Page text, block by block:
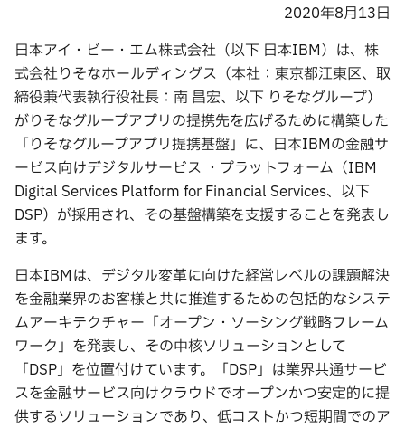
2020年8月13日
日本アイ・ビー・エム株式会社（以下 日本IBM）は、株
式会社りそなホールディングス（本社：東京都江東区、取
締役兼代表執行役社長：南 昌宏、以下 りそなグループ）
がりそなグループアプリの提携先を広げるために構築した
「りそなグループアプリ提携基盤」に、日本IBMの金融サ
ービス向けデジタルサービス ・プラットフォーム（IBM
Digital Services Platform for Financial Services、以下
DSP）が採用され、その基盤構築を支援することを発表し
ます。
日本IBMは、デジタル変革に向けた経営レベルの課題解決
を金融業界のお客様と共に推進するための包括的なシステ
ムアーキテクチャー「オープン・ソーシング戦略フレーム
ワーク」を発表し、その中核ソリューションとして
「DSP」を位置付けています。「DSP」は業界共通サービ
スを金融サービス向けクラウドでオープンかつ安定的に提
供するソリューションであり、低コストかつ短期間でのア